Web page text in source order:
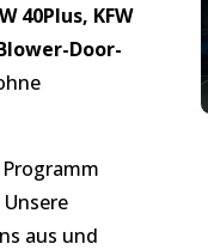
40Plus, KFW
Door-
aus und